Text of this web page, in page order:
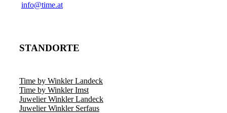
­info@time.at
STANDORTE
Time by Winkler Landeck
Time by Winkler Imst
Juwelier Winkler Landeck
Juwelier Winkler Serfaus